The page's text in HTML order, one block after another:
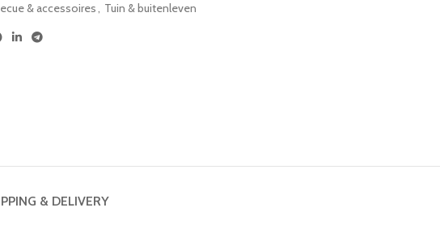
& accessoires, Tuin & buitenleven
& DELIVERY